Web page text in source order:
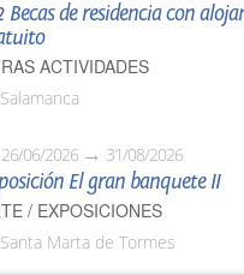
Becas de residencia con
ACTIVIDADES
Salamanca
26/06/2026 31/08/2026
El gran banquete II
/ EXPOSICIONES
Santa Marta de Tormes